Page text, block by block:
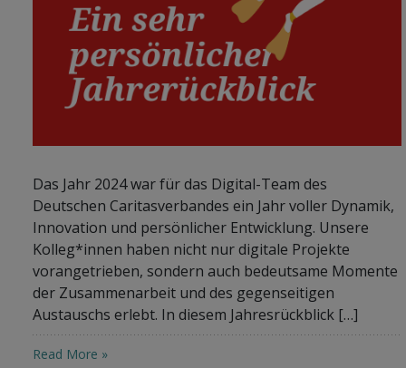
Das Jahr 2024 war für das Digital-Team des
Deutschen Caritasverbandes ein Jahr voller Dynamik,
Innovation und persönlicher Entwicklung. Unsere
Kolleg*innen haben nicht nur digitale Projekte
vorangetrieben, sondern auch bedeutsame Momente
der Zusammenarbeit und des gegenseitigen
Austauschs erlebt. In diesem Jahresrückblick […]
Read More »